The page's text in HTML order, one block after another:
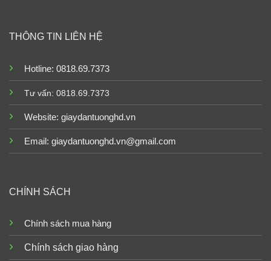
THÔNG TIN LIÊN HỆ
Hotline: 0818.69.7373
Tư vấn: 0818.69.7373
Website: giaydantuonghd.vn
Email: giaydantuonghd.vn@gmail.com
CHÍNH SÁCH
Chính sách mua hàng
Chính sách giao hàng